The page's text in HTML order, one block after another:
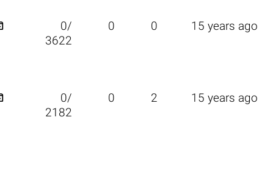
0/
3622
0 0 15 years ago
0/
2182
0 2 15 years ago